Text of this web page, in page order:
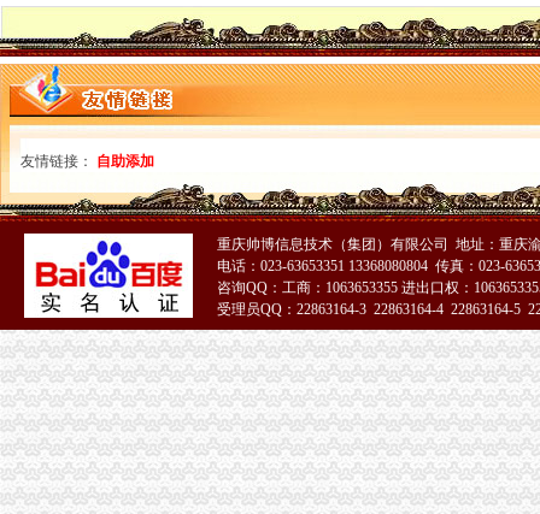
虚拟地址注册公司利弊各是什么
上海虚拟地址注册公司价格-商务服务-铁道网
上海崇明虚拟地址注册公司材料-商务服务
提供济南地区虚拟公司注册地址
为什么选择上海虚拟地址注册公司？虚拟地址注册有风险吗？
虚拟地址注册公司条件,上海诺唐,-爱喇叭网
什么是虚拟地址注册公司？是否合？-公司注册-桔子会计
公司虚拟地址公司注册地址出租-北京58同城
提供北京注册公司地址虚拟注册地址【今日推荐网-北京工商/税务/财务】
用虚拟地址在张江注册公司
【用虚拟地址注册公司是否安全】-白云机场路易登网
提供公司注册地址,广州虚拟地址,公司注册虚拟地址-供应信息-环
虚拟地址注册公司
虚拟地址注册真的靠谱？
注册公司虚拟注册地址怎么搞到？有没有这方面的服务机构？_精选律
虚拟地址注册公司一次缴费可永久使用？
虚拟地址注册公司-北京小型写字楼出
虚拟地址公司注册【中亿创联吧】_百度贴吧
虚拟地址注册公司的那些事,你都知道吗？-商务服务-绍兴E网
【虚拟地址注册公司北京提供虚拟办公司地址】价格_厂家_图片-Hc
友情链接： 自助添加
重庆帅博信息技术（集团）有限公司 地址：重庆
电话：023-63653351 13368080804 传真：023-
咨询QQ：工商：1063653355 进出口权：
受理员QQ：22863164-3 22863164-4 22863164-5